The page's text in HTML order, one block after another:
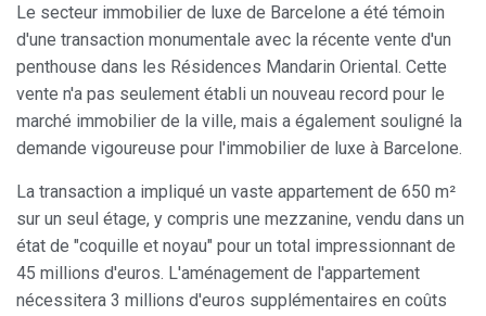
Le secteur immobilier de luxe de Barcelone a été témoin
d'une transaction monumentale avec la récente vente d'un
penthouse dans les Résidences Mandarin Oriental. Cette
vente n'a pas seulement établi un nouveau record pour le
marché immobilier de la ville, mais a également souligné la
demande vigoureuse pour l'immobilier de luxe à Barcelone.
La transaction a impliqué un vaste appartement de 650 m²
sur un seul étage, y compris une mezzanine, vendu dans un
état de "coquille et noyau" pour un total impressionnant de
45 millions d'euros. L'aménagement de l'appartement
nécessitera 3 millions d'euros supplémentaires en coûts
Technique et Fonctionnel
Toujours actif
Ce site Web utilise ses propres cookies pour collecter des
informations afin d'améliorer nos services. Si vous
continuez à naviguer, vous acceptez leur installation.
L'utilisateur a la possibilité de configurer son navigateur,
pouvant, s'il le souhaite, empêcher leur installation sur son
disque dur, même s'il doit garder à l'esprit qu'une telle
site.
Analyse et Personnalisation
Ils permettent le suivi et l'analyse du comportement des
utilisateurs de ce site. Les informations collectées via ce